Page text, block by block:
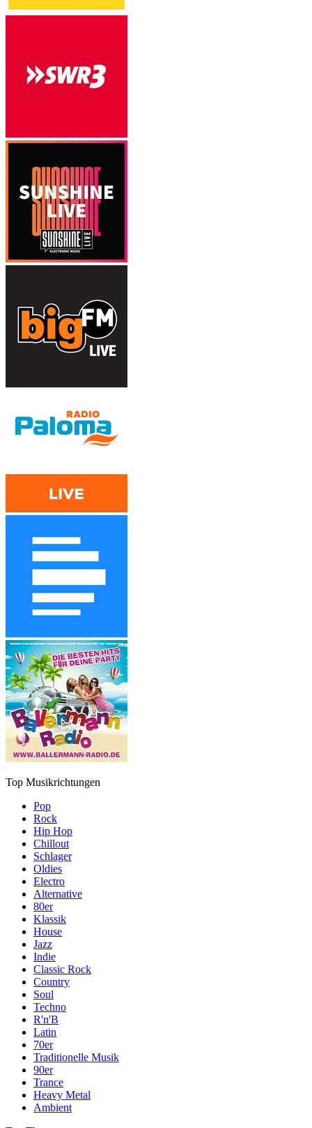
Top Musikrichtungen
Pop
Rock
Hip Hop
Chillout
Schlager
Oldies
Electro
Alternative
80er
Klassik
House
Jazz
Indie
Classic Rock
Country
Soul
Techno
R'n'B
Latin
70er
Traditionelle Musik
90er
Trance
Heavy Metal
Ambient